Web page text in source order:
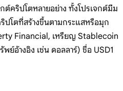
ต์คริปโตหลายอย่าง ทั้งโปรเจกต์มีม
โตที่สร้างขึ้นตามกระแสหรือมุก
Financial, เหรียญ Stablecoin
อ้างอิง เช่น ดอลลาร์) ชื่อ USD1